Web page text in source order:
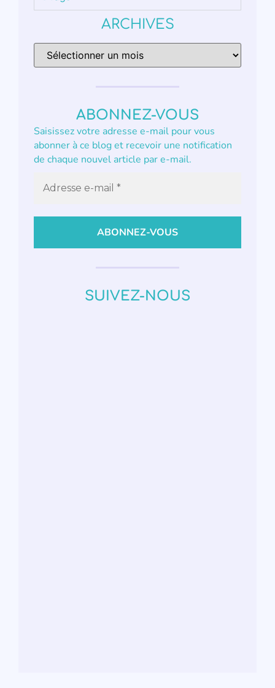
ARCHIVES
ABONNEZ-VOUS
Saisissez votre adresse e-mail pour vous
abonner à ce blog et recevoir une notification
de chaque nouvel article par e-mail.
SUIVEZ-NOUS